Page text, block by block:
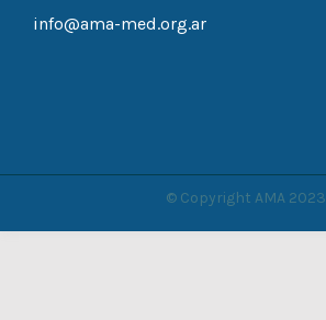
info@ama-med.org.ar
© Copyright AMA 2023